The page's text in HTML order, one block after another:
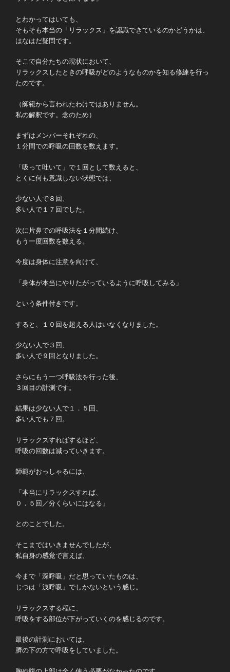
とわかってはいても、
そもそも本当の「リラックス」を認識できているのかどうかは、
はなはだ疑問です。
そこで自分たちの現状において、
リラックスしたときの呼吸がどのようなものかを知る修練を行っ
たのです。
（師範から言われたわけではありません。
私の解釈です。念のため）
まずはメンバーそれぞれの、
１分間での呼吸の回数を数えます。
「吸って吐いて」で１回として数えると、
とくに何も意識しない状態では、
少ない人で８回、
多い人で１７回でした。
次に片鼻での呼吸法を１分間続け、
もう一度回数を数える。
今度は身体に注意を向けて、
「身体が本当にやりたがっているように呼吸してみる」
という条件付きです。
すると、１０回を超える人はいなくなりました。
少ない人で３回、
多い人で９回となりました。
さらにもう一つ呼吸法を行った後、
３回目の計測です。
結果は少ない人で１．５回、
多い人でも７回。
リラックスすればするほど、
呼吸の回数は減っていきます。
師範がおっしゃるには、
「本当にリラックスすれば、
０．５回／分くらいにはなる」
とのことでした。
そこまではいきませんでしたが、
私自身の感覚で言えば、
今まで「深呼吸」だと思っていたものは、
じつは「浅呼吸」でしかないという感じ。
リラックスする程に、
呼吸をする部位が下がっていくのを感じるのです。
最後の計測においては、
臍の下の方で呼吸をしていました。